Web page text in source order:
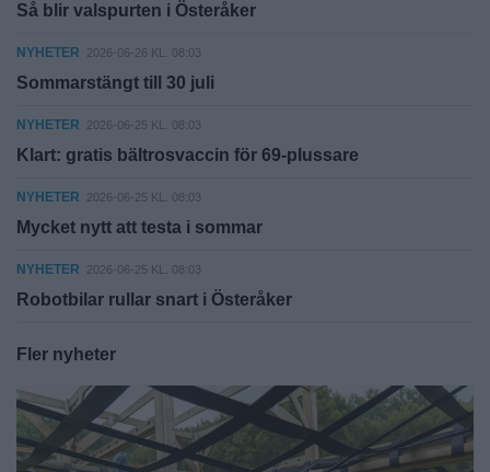
Så blir valspurten i Österåker
NYHETER 2026-06-26 KL. 08:03
Sommarstängt till 30 juli
NYHETER 2026-06-25 KL. 08:03
Klart: gratis bältrosvaccin för 69-plussare
NYHETER 2026-06-25 KL. 08:03
Mycket nytt att testa i sommar
NYHETER 2026-06-25 KL. 08:03
Robotbilar rullar snart i Österåker
Fler nyheter